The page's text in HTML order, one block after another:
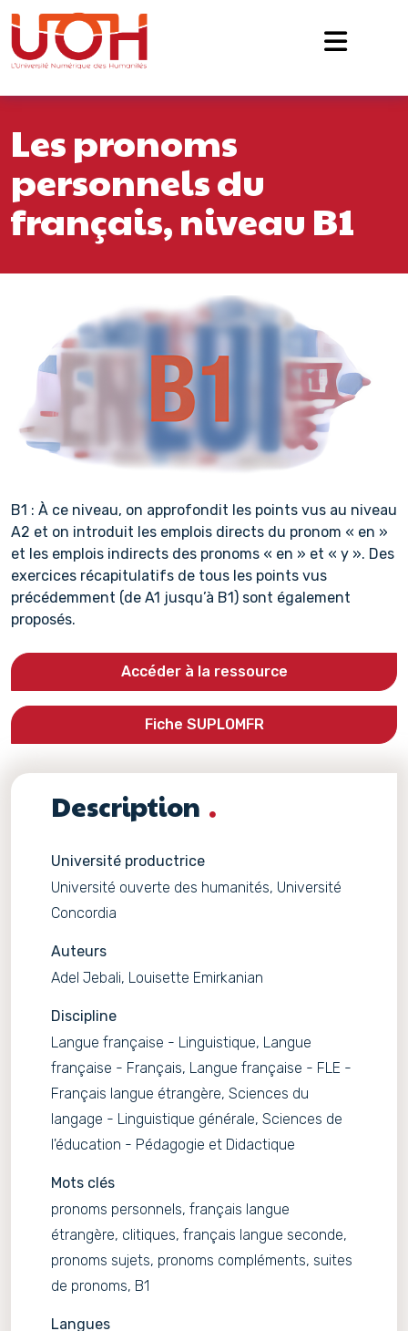
Passer au contenu
Navigation principale
Les pronoms
personnels du
français, niveau B1
B1 : À ce niveau, on approfondit les points vus au niveau
A2 et on introduit les emplois directs du pronom « en »
et les emplois indirects des pronoms « en » et « y ». Des
exercices récapitulatifs de tous les points vus
précédemment (de A1 jusqu’à B1) sont également
proposés.
Accéder à la ressource
Fiche SUPLOMFR
Description
Université productrice
Université ouverte des humanités, Université
Concordia
Auteurs
Adel Jebali, Louisette Emirkanian
Discipline
Langue française - Linguistique, Langue
française - Français, Langue française - FLE -
Français langue étrangère, Sciences du
langage - Linguistique générale, Sciences de
l'éducation - Pédagogie et Didactique
Mots clés
pronoms personnels, français langue
étrangère, clitiques, français langue seconde,
pronoms sujets, pronoms compléments, suites
de pronoms, B1
Langues